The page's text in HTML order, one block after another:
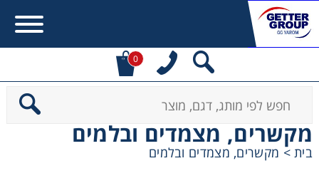
0
מקשרים, מצמדים ובלמים
בית> מקשרים, מצמדים ובלמים
Error: Contact form not found.
מעונין לקבל הצעת מחיר או מידע עבור: